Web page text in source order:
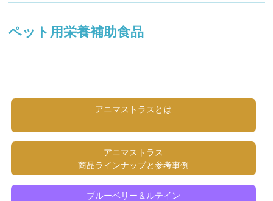
ペット用栄養補助食品
アニマストラスとは
アニマストラス
商品ラインナップと参考事例
ブルーベリー＆ルテイン